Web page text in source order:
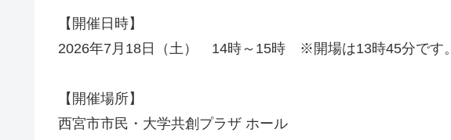
【開催日時】
2026年7月18日（土） 14時～15時 ※開場は13時45分です。
【開催場所】
西宮市市民・大学共創プラザ ホール